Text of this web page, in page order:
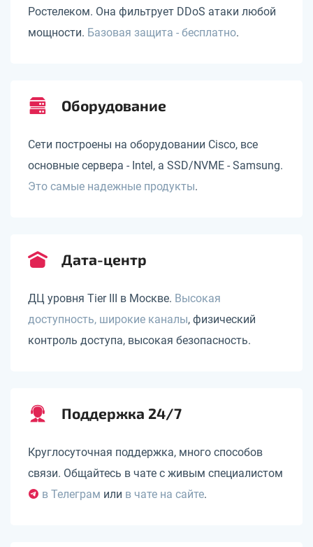
Ростелеком. Она фильтрует DDoS атаки любой
мощности. Базовая защита - бесплатно.
Оборудование
Сети построены на оборудовании Cisco, все
основные сервера - Intel, а SSD/NVME - Samsung.
Это самые надежные продукты.
Дата-центр
ДЦ уровня Tier III в Москве. Высокая
доступность, широкие каналы, физический
контроль доступа, высокая безопасность.
Поддержка 24/7
Круглосуточная поддержка, много способов
связи. Общайтесь в чате с живым специалистом
в Телеграм или в чате на сайте.